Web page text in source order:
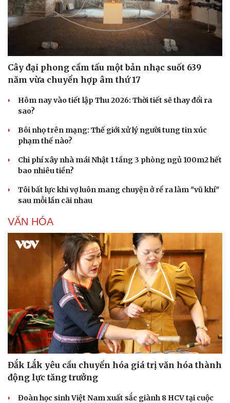
Doanh nghiệp
Thông tin doanh nghiệp
Doanh nghiệp 24h
Doanh nhân
Công nghệ
Sành điệu
Tin Công nghệ
Trải nghiệm
Chuyển đổi số
Cây đại phong cầm tấu một bản nhạc suốt 639
năm vừa chuyển hợp âm thứ 17
Hôm nay vào tiết lập Thu 2026: Thời tiết sẽ thay đổi ra
sao?
Bôi nhọ trên mạng: Thế giới xử lý người tung tin xúc
phạm thế nào?
Chi phí xây nhà mái Nhật 1 tầng 3 phòng ngủ 100m2 hết
bao nhiêu tiền?
Tôi bất lực khi vợ luôn mang chuyện ở rể ra làm "vũ khí"
sau mỗi lần cãi nhau
VĂN HÓA
Đắk Lắk yêu cầu chuyển hóa giá trị văn hóa thành
động lực tăng trưởng
Đoàn học sinh Việt Nam xuất sắc giành 8 HCV tại cuộc